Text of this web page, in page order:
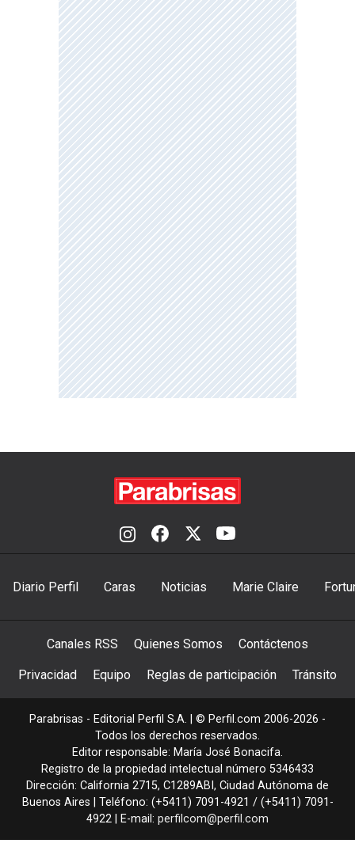
Diario Perfil Caras Noticias Marie Claire
Canales RSS Quienes Somos Contáctenos
Privacidad Equipo Reglas de participación Tránsito
Parabrisas - Editorial Perfil S.A. | © Perfil.com 2006-2026 -
Todos los derechos reservados.
Editor responsable: María José Bonacifa.
Registro de la propiedad intelectual número 5346433
Dirección: California 2715, C1289ABI , Ciudad Autónoma de
Buenos Aires | Teléfono: (+5411) 7091-4921 / (+5411) 7091-
4922 | E-mail: perfilcom@perfil.com